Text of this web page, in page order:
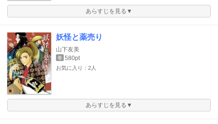
あらすじを見る▼
妖怪と薬売り
山下友美
巻 580pt
お気に入り：2人
あらすじを見る▼